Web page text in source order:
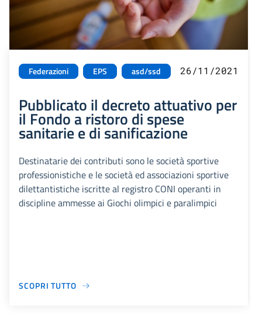
Federazioni EPS asd/ssd 26/11/2021
Pubblicato il decreto attuativo per
il Fondo a ristoro di spese
sanitarie e di sanificazione
Destinatarie dei contributi sono le società sportive
professionistiche e le società ed associazioni sportive
dilettantistiche iscritte al registro CONI operanti in
discipline ammesse ai Giochi olimpici e paralimpici
SCOPRI TUTTO